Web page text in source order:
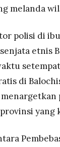
melanda
polisi di
etnis
di
yang